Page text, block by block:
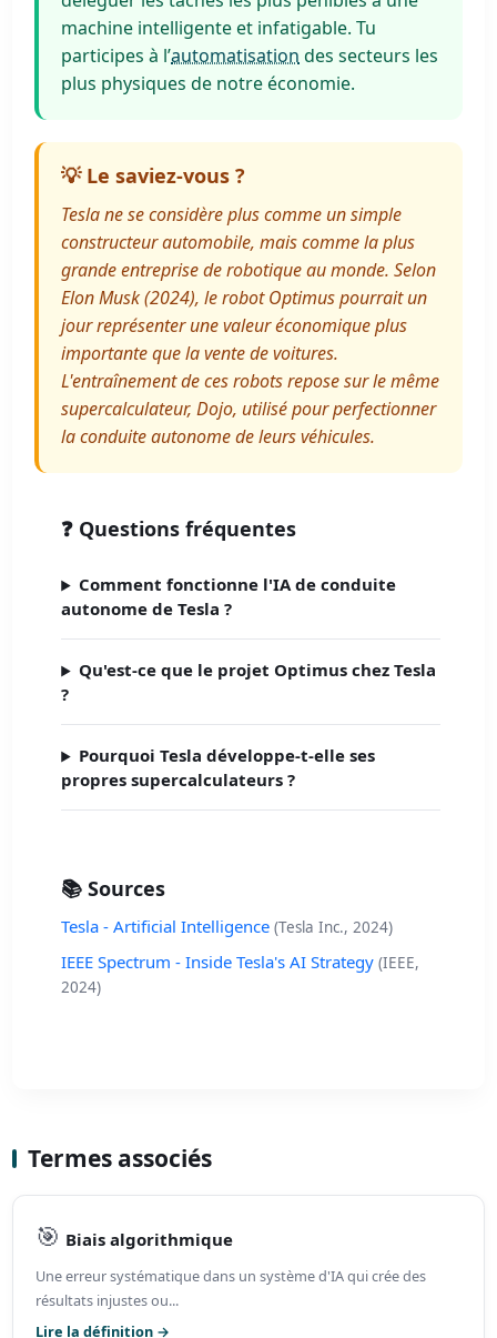
machine intelligente et infatigable. Tu
participes à l’automatisationdes secteurs les
plus physiques de notre économie.
💡 Le saviez-vous ?
Tesla ne se considère plus comme un simple
constructeur automobile, mais comme la plus
grande entreprise de robotique au monde. Selon
Elon Musk (2024), le robot Optimus pourrait un
jour représenter une valeur économique plus
importante que la vente de voitures.
L'entraînement de ces robots repose sur le même
supercalculateur, Dojo, utilisé pour perfectionner
la conduite autonome de leurs véhicules.
❓ Questions fréquentes
Comment fonctionne l'IA de conduite
autonome de Tesla ?
Qu'est-ce que le projet Optimus chez Tesla
?
Pourquoi Tesla développe-t-elle ses
propres supercalculateurs ?
📚 Sources
Tesla - Artificial Intelligence (Tesla Inc., 2024)
IEEE Spectrum - Inside Tesla's AI Strategy (IEEE,
2024)
Termes associés
🎯 Biais algorithmique
Une erreur systématique dans un système d'IA qui crée des
résultats injustes ou...
Lire la définition →